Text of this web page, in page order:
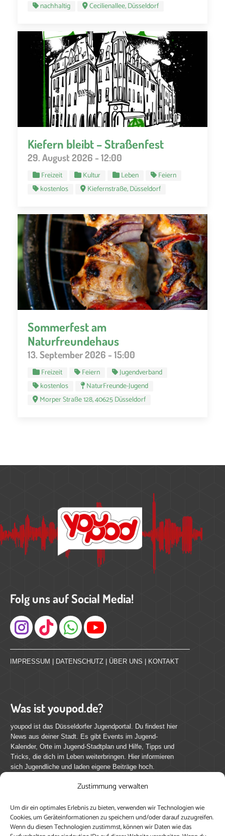
Zustimmung verwalten
Um dir ein optimales Erlebnis zu bieten, verwenden wir Technologien wie
Cookies, um Geräteinformationen zu speichern und/oder darauf zuzugreifen.
Wenn du diesen Technologien zustimmst, können wir Daten wie das
nachhaltig
Cecilienallee, Düsseldorf
Kiefern bleibt – Straßenfest
29. August 2026 - 12:00
Freizeit Kultur Leben
Feiern
kostenlos
Kiefernstraße, Düsseldorf
Sommerfest am
Naturfreundehaus
13. September 2026 - 15:00
Freizeit Feiern
Jugendverband
kostenlos
NaturFreunde-Jugend
Morper Straße 128, 40625 Düsseldorf
Folg uns auf Social Media!
Instagram
IMPRESSUM DATENSCHUTZ ÜBER UNS KONTAKT
Was ist youpod.de?
youpod ist das Düsseldorfer Jugendportal. Du findest hier
News aus deiner Stadt. Es gibt Events im Jugend-
Kalender, Orte im Jugend-Stadtplan und Hilfe, Tipps und
Tricks, die dich im Leben weiterbringen. Hier informieren
sich Jugendliche und laden eigene Beiträge hoch.
Mach mit bei youpod.de!
youpod.de lebt von Menschen wie dir. Sammel
journalistische Erfahrung, teile deine Perspektive und